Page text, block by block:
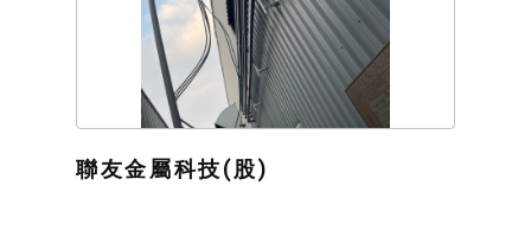
聯友金屬科技(股)